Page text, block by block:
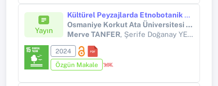
Yayın
Kültürel Peyzajlarda Etnobotanik Değeri Olan Bitkilerin Potansiyel Kullanım Alanları: Güneydoğu Anadolu Bölgesi, Türkiye
Osmaniye Korkut Ata Üniversitesi Fen Bilimleri Enstitüsü Dergisi
Merve TANFER, Şerife Doğanay YENER, Selim BAYRAKTAR
2024
Özgün Makale